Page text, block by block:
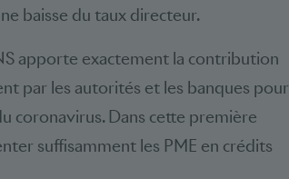
baisse du taux directeur.
apporte exactement la contribution
par les autorités et les banques pour
coronavirus. Dans cette première
suffisamment les PME en crédits